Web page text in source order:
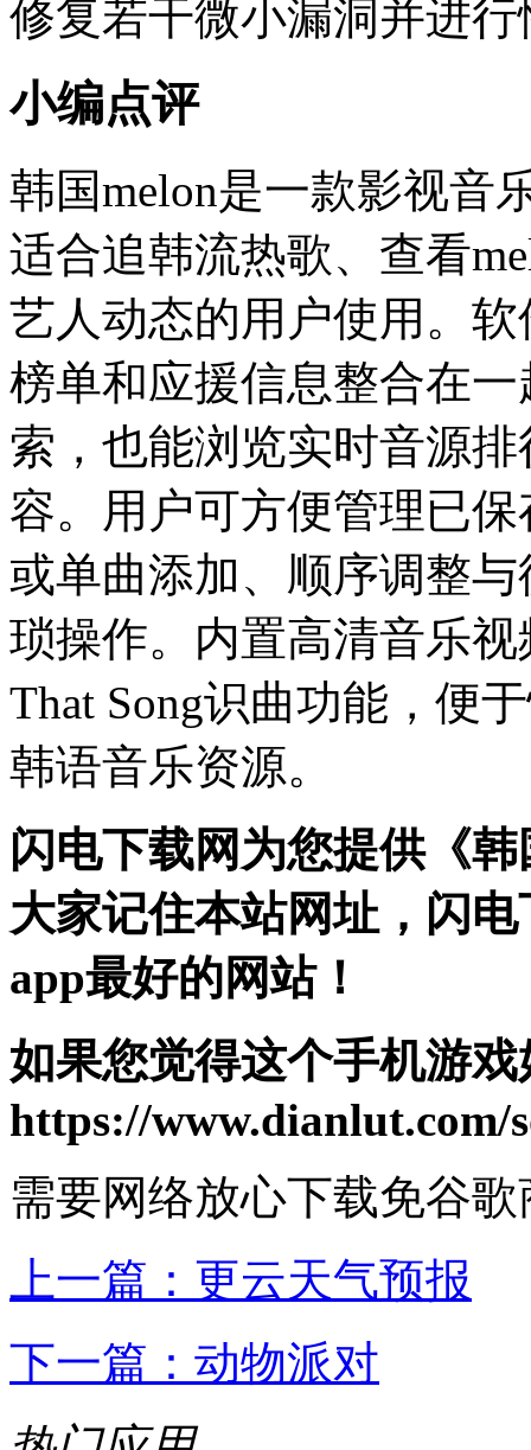
修复若干微小漏洞并进
小编点评
韩国melon是一款影视音
适合追韩流热歌、查看
艺人动态的用户使用。
榜单和应援信息整合在
索，也能浏览实时音源
容。用户可方便管理已
或单曲添加、顺序调整
琐操作。内置高清音乐
That Song识曲功能，便
韩语音乐资源。
闪电下载网为您提供《
大家记住本站网址，闪
app最好的网站！
如果您觉得这个手机游
https://www.dianlut.com/
需要网络放心下载免谷歌
上一篇： 更云天气预报
下一篇： 动物派对